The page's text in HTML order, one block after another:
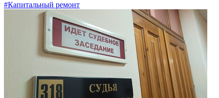
#Капитальный ремонт